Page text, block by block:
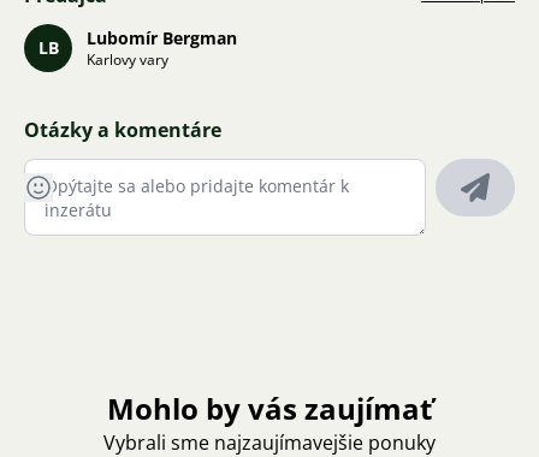
LB Lubomír Bergman
Karlovy vary
Otázky a komentáre
Mohlo by vás zaujímať
Vybrali sme najzaujímavejšie ponuky